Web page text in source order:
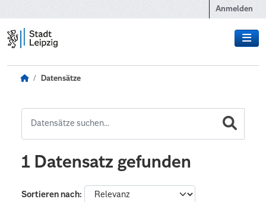
Anmelden
Datensätze
1 Datensatz gefunden
Sortieren nach